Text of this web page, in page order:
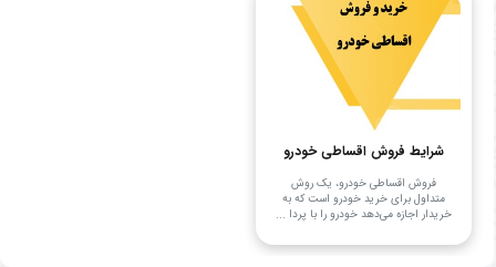
شرایط فروش اقساطی خودرو
فروش اقساطی خودرو، یک روش
متداول برای خرید خودرو است که به
خریدار اجازه می‌دهد خودرو را با پردا ...